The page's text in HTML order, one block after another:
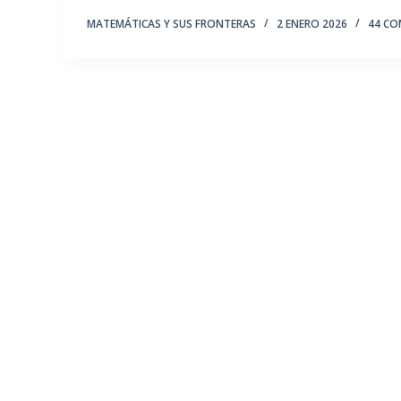
MATEMÁTICAS Y SUS FRONTERAS 2 ENERO 2026 44